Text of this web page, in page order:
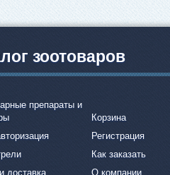
зоотоваров
препараты и
Корзина
Регистрация
Как заказать
доставка
О компании